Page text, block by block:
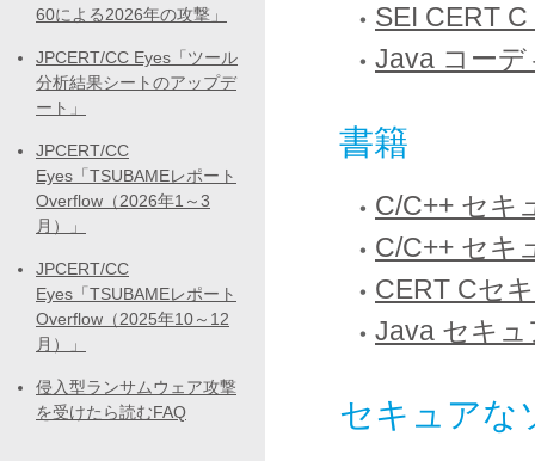
SEI CERT
Java コーデ
書籍
C/C++ セキ
C/C++ セキ
CERT Cセ
Java セキ
セキュアな
60による2026年の攻撃」
JPCERT/CC Eyes「ツール
分析結果シートのアップデ
ート」
JPCERT/CC
Eyes「TSUBAMEレポート
Overflow（2026年1～3
月）」
JPCERT/CC
Eyes「TSUBAMEレポート
Overflow（2025年10～12
月）」
侵入型ランサムウェア攻撃
を受けたら読むFAQ